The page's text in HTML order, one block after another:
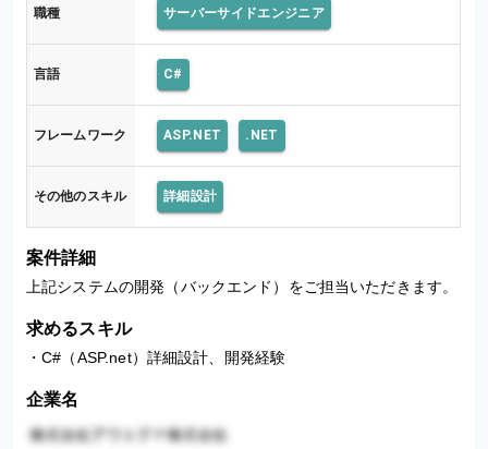
職種 サーバーサイドエンジニア
言語 C#
フレームワーク ASP.NET .NET
その他のスキル 詳細設計
案件詳細
上記システムの開発（バックエンド）をご担当いただきます。
求めるスキル
・C#（ASP.net）詳細設計、開発経験
企業名